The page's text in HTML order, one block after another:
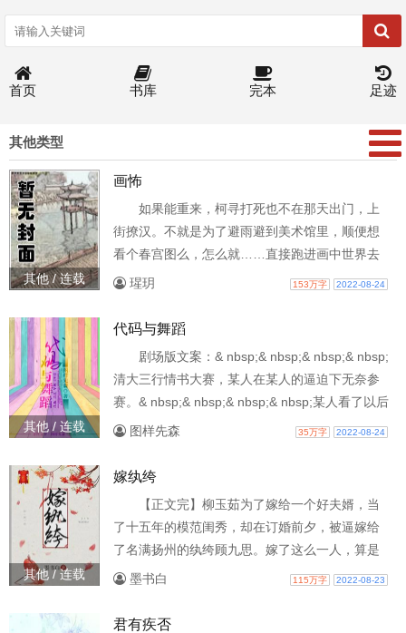
首页 书库 完本 足迹
其他类型
其他 / 连载
画怖
如果能重来，柯寻打死也不在那天出门，上
街撩汉。不就是为了避雨避到美术馆里，顺便想
看个春宫图么，怎么就……直接跑进画中世界去
了呢？！牧怿然：我们每一个人，都在扮演着画
然悠长地看他一眼：闭眼，躺好。 各位书友要是
微博里的朋友推荐哦！
瑆玥 153万字 2022-08-24
其他 / 连载
代码与舞蹈
剧场版文案：& nbsp;& nbsp;& nbsp;& nbsp;
清大三行情书大赛，某人在某人的逼迫下无奈参
赛。& nbsp;& nbsp;& nbsp;& nbsp;某人看了以后
当场掀桌：& nbsp;& nbsp;& nbsp;& nbsp;尼玛看
图样先森 35万字 2022-08-24
其他 / 连载
嫁纨绔
【正文完】柳玉茹为了嫁给一个好夫婿，当
了十五年的模范闺秀，却在订婚前夕，被逼嫁给
了名满扬州的纨绔顾九思。嫁了这么一人，算是
毁了这辈子，尤其是嫁过去之后才知道，
墨书白 115万字 2022-08-23
君有疾否